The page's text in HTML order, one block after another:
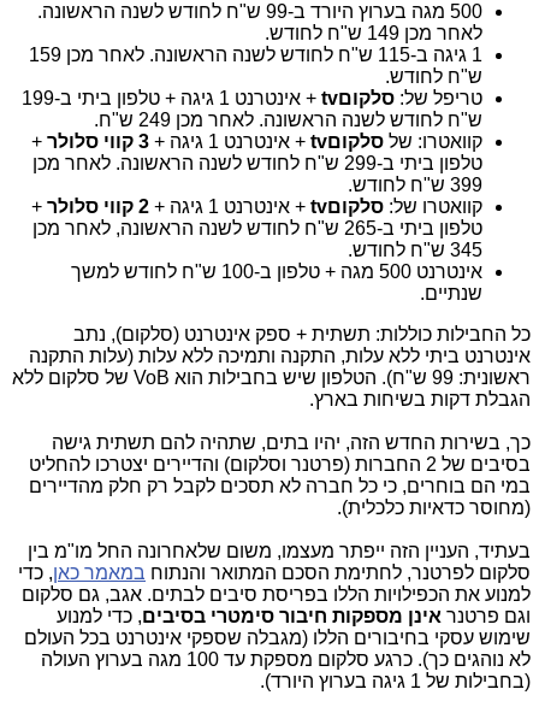
500 מגה בערוץ היורד ב-99 ש"ח לחודש לשנה הראשונה.
לאחר מכן 149 ש"ח לחודש.
1 גיגה ב-115 ש"ח לחודש לשנה הראשונה. לאחר מכן 159
ש"ח לחודש.
טריפל של: סלקוםtv
+ אינטרנט 1 גיגה + טלפון ביתי ב-199
ש"ח לחודש לשנה הראשונה. לאחר מכן 249 ש"ח.
קוואטרו: של סלקוםtv + אינטרנט 1 גיגה + 3 קווי סלולר
+
טלפון ביתי ב-299 ש"ח לחודש לשנה הראשונה. לאחר מכן
399 ש"ח לחודש.
קוואטרו של: סלקוםtv + אינטרנט 1 גיגה + 2 קווי סלולר
+
טלפון ביתי ב-265 ש"ח לחודש לשנה הראשונה, לאחר מכן
345 ש"ח לחודש.
אינטרנט 500 מגה + טלפון ב-100 ש"ח לחודש למשך
שנתיים.
כל החבילות כוללות: תשתית + ספק אינטרנט (סלקום), נתב
אינטרנט ביתי ללא עלות, התקנה ותמיכה ללא עלות (עלות התקנה
ראשונית: 99 ש"ח). הטלפון שיש בחבילות הוא VoB של סלקום ללא
הגבלת דקות בשיחות בארץ.
כך, בשירות החדש הזה, יהיו בתים, שתהיה להם תשתית גישה
בסיבים של 2 החברות (פרטנר וסלקום) והדיירים יצטרכו להחליט
במי הם בוחרים, כי כל חברה לא תסכים לקבל רק חלק מהדיירים
(מחוסר כדאיות כלכלית).
בעתיד, העניין הזה ייפתר מעצמו, משום שלאחרונה החל מו"מ בין
סלקום לפרטנר, לחתימת הסכם המתואר והנתוח במאמר כאן, כדי
למנוע את הכפילויות הללו בפריסת סיבים לבתים. אגב, גם סלקום
וגם פרטנר אינן מספקות חיבור סימטרי בסיבים, כדי למנוע
שימוש עסקי בחיבורים הללו (מגבלה שספקי אינטרנט בכל העולם
לא נוהגים כך). כרגע סלקום מספקת עד 100 מגה בערוץ העולה
(בחבילות של 1 גיגה בערוץ היורד).